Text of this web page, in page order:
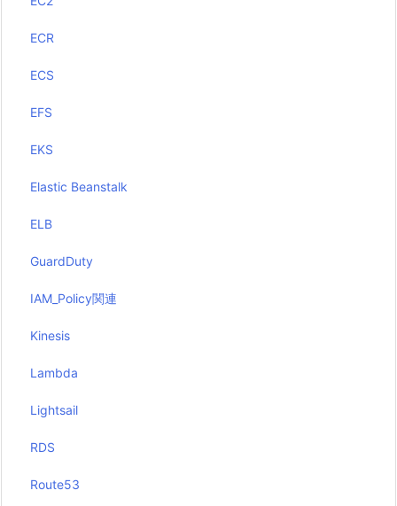
ECR
ECS
EFS
EKS
Elastic Beanstalk
ELB
GuardDuty
IAM_Policy関連
Kinesis
Lambda
Lightsail
RDS
Route53